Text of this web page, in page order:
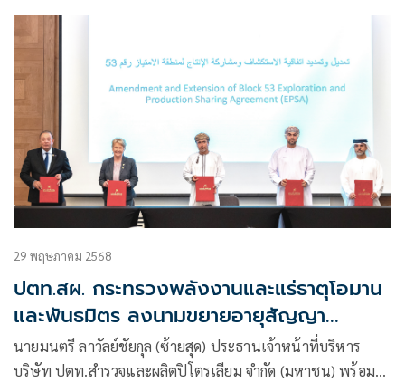
29 พฤษภาคม 2568
ปตท.สผ. กระทรวงพลังงานและแร่ธาตุโอมาน
และพันธมิตร ลงนามขยายอายุสัญญา
โครงการโอมาน แปลง 53
นายมนตรี ลาวัลย์ชัยกุล (ซ้ายสุด) ประธานเจ้าหน้าที่บริหาร
บริษัท ปตท.สำรวจและผลิตปิโตรเลียม จำกัด (มหาชน) พร้อม